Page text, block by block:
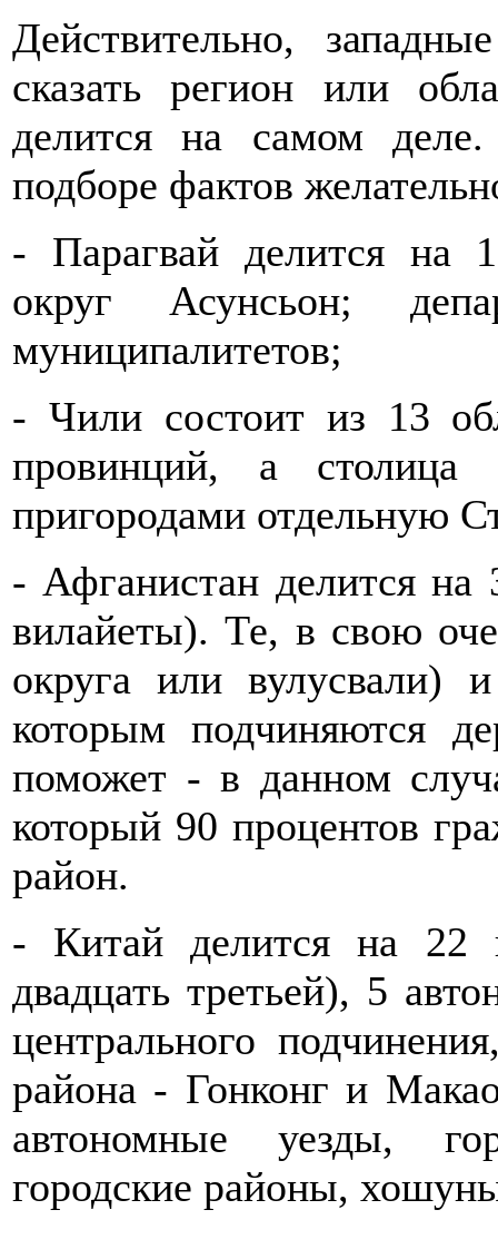
Действительно,
сказать регион или
делится на самом деле.
подборе фактов
- Парагвай делится на
округ Асунсьон;
муниципалитетов;
- Чили состоит из 13
провинций, а столица
пригородами отдельную
- Афганистан делится
вилайеты). Те, в свою
округа или вулусвали)
которым подчиняются
поможет - в данном
который 90 процентов
район.
- Китай делится на 22
двадцать третьей), 5
центрального
района - Гонконг и
автономные уезды,
городские районы,